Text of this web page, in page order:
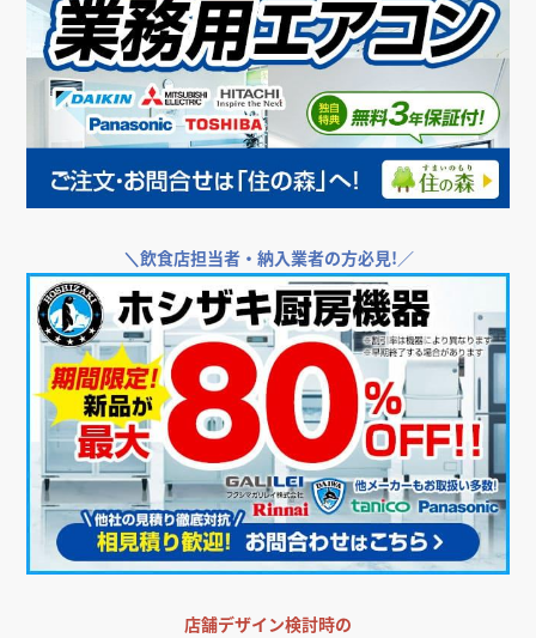
＼飲食店担当者・納入業者の方必見!／
店舗デザイン検討時の